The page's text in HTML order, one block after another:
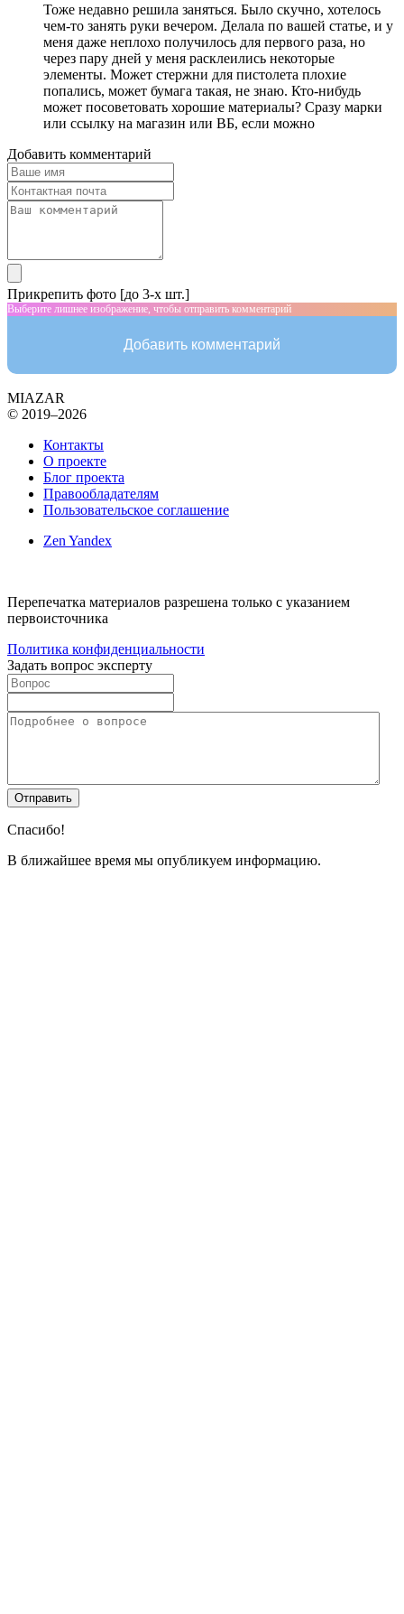
Тоже недавно решила заняться. Было скучно, хотелось
чем-то занять руки вечером. Делала по вашей статье, и у
меня даже неплохо получилось для первого раза, но
через пару дней у меня расклеились некоторые
элементы. Может стержни для пистолета плохие
попались, может бумага такая, не знаю. Кто-нибудь
может посоветовать хорошие материалы? Сразу марки
или ссылку на магазин или ВБ, если можно
Добавить комментарий
Прикрепить фото [до 3-х шт.]
Выберите лишнее изображение, чтобы отправить комментарий
Добавить комментарий
MIAZAR
© 2019–2026
Контакты
О проекте
Блог проекта
Правообладателям
Пользовательское соглашение
Zen Yandex
Перепечатка материалов разрешена только с указанием
первоисточника
Политика конфиденциальности
Задать вопрос эксперту
Спасибо!
В ближайшее время мы опубликуем информацию.